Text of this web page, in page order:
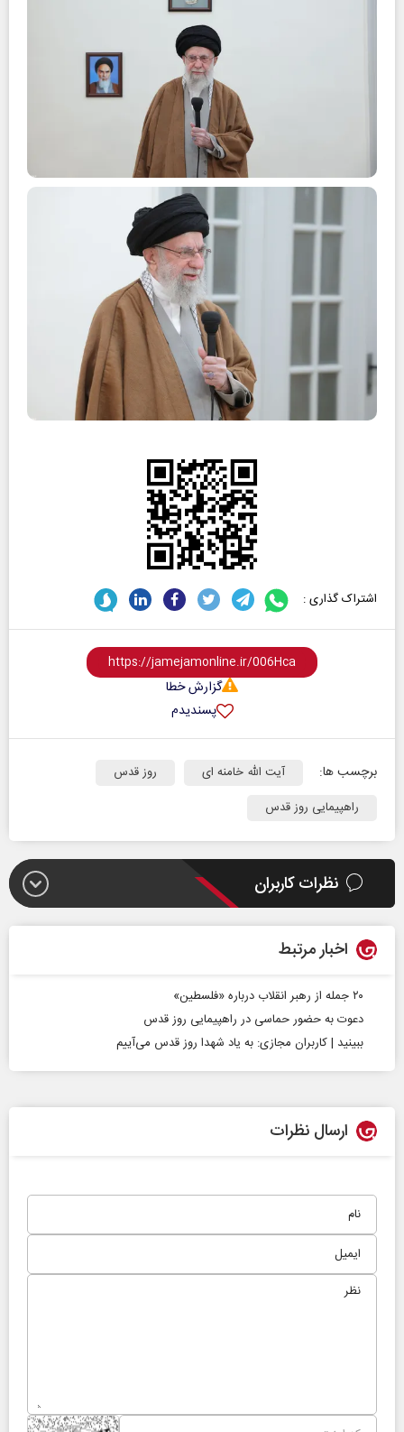
اشتراک گذاری :
گزارش خطا
پسندیدم
برچسب ها: آیت الله خامنه ای
روز قدس
راهپیمایی روز قدس
نظرات کاربران
اخبار مرتبط
۲۰ جمله از رهبر انقلاب درباره «فلسطین»
دعوت به حضور حماسی در راهپیمایی روز قدس
ببینید | کاربران مجازی: به یاد شهدا روز قدس می‌آییم
ارسال نظرات